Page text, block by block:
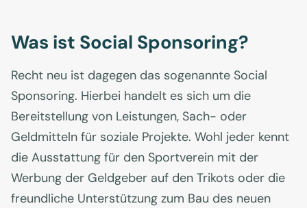
Was ist Social Sponsoring?
Recht neu ist dagegen das sogenannte Social
Sponsoring. Hierbei handelt es sich um die
Bereitstellung von Leistungen, Sach- oder
Geldmitteln für soziale Projekte. Wohl jeder kennt
die Ausstattung für den Sportverein mit der
Werbung der Geldgeber auf den Trikots oder die
freundliche Unterstützung zum Bau des neuen